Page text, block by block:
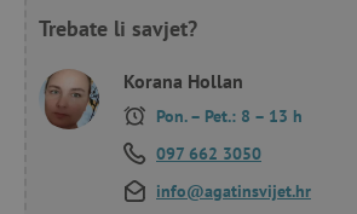
Trebate li savjet?
Korana Hollan
Pon. – Pet.: 8 – 13 h
097 662 3050
info@agatinsvijet.hr